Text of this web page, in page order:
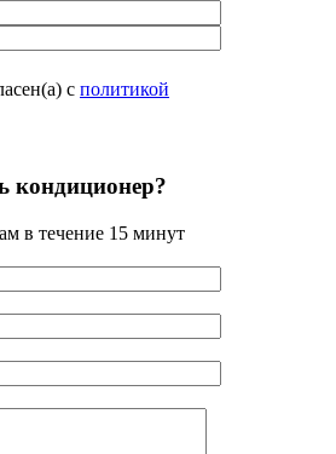
с политикой
кондиционер?
в течение 15 минут